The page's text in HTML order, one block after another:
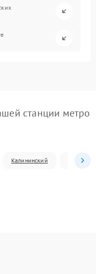
станции метро
Калининский